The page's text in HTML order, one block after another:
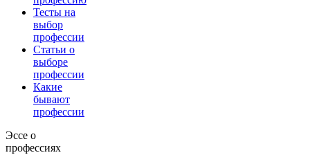
Тесты на
выбор
профессии
Статьи о
выборе
профессии
Какие
бывают
профессии
Эссе о
профессиях